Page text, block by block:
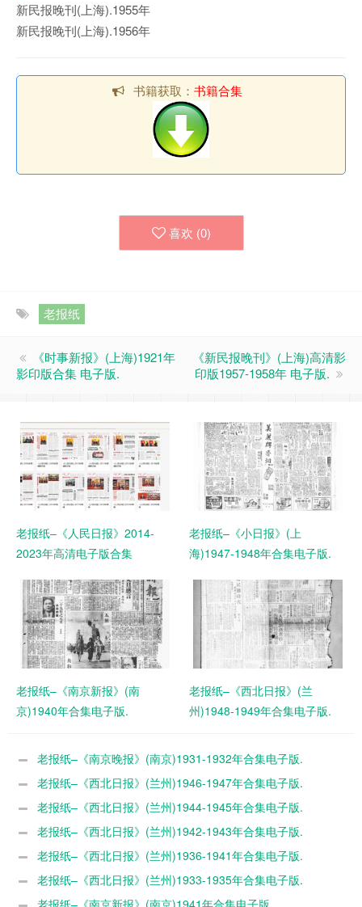
新民报晚刊(上海).1955年
新民报晚刊(上海).1956年
书籍获取： 书籍合集
喜欢 (0)
老报纸
《时事新报》(上海)1921年
影印版合集 电子版.
《新民报晚刊》(上海)高清影
印版1957-1958年 电子版.
老报纸–《人民日报》2014-
2023年高清电子版合集
老报纸–《小日报》(上
海)1947-1948年合集电子版.
老报纸–《南京新报》(南
京)1940年合集电子版.
老报纸–《西北日报》(兰
州)1948-1949年合集电子版.
老报纸–《南京晚报》(南京)1931-1932年合集电子版.
老报纸–《西北日报》(兰州)1946-1947年合集电子版.
老报纸–《西北日报》(兰州)1944-1945年合集电子版.
老报纸–《西北日报》(兰州)1942-1943年合集电子版.
老报纸–《西北日报》(兰州)1936-1941年合集电子版.
老报纸–《西北日报》(兰州)1933-1935年合集电子版.